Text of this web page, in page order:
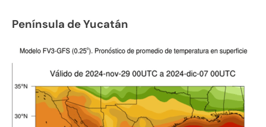
Península de Yucatán